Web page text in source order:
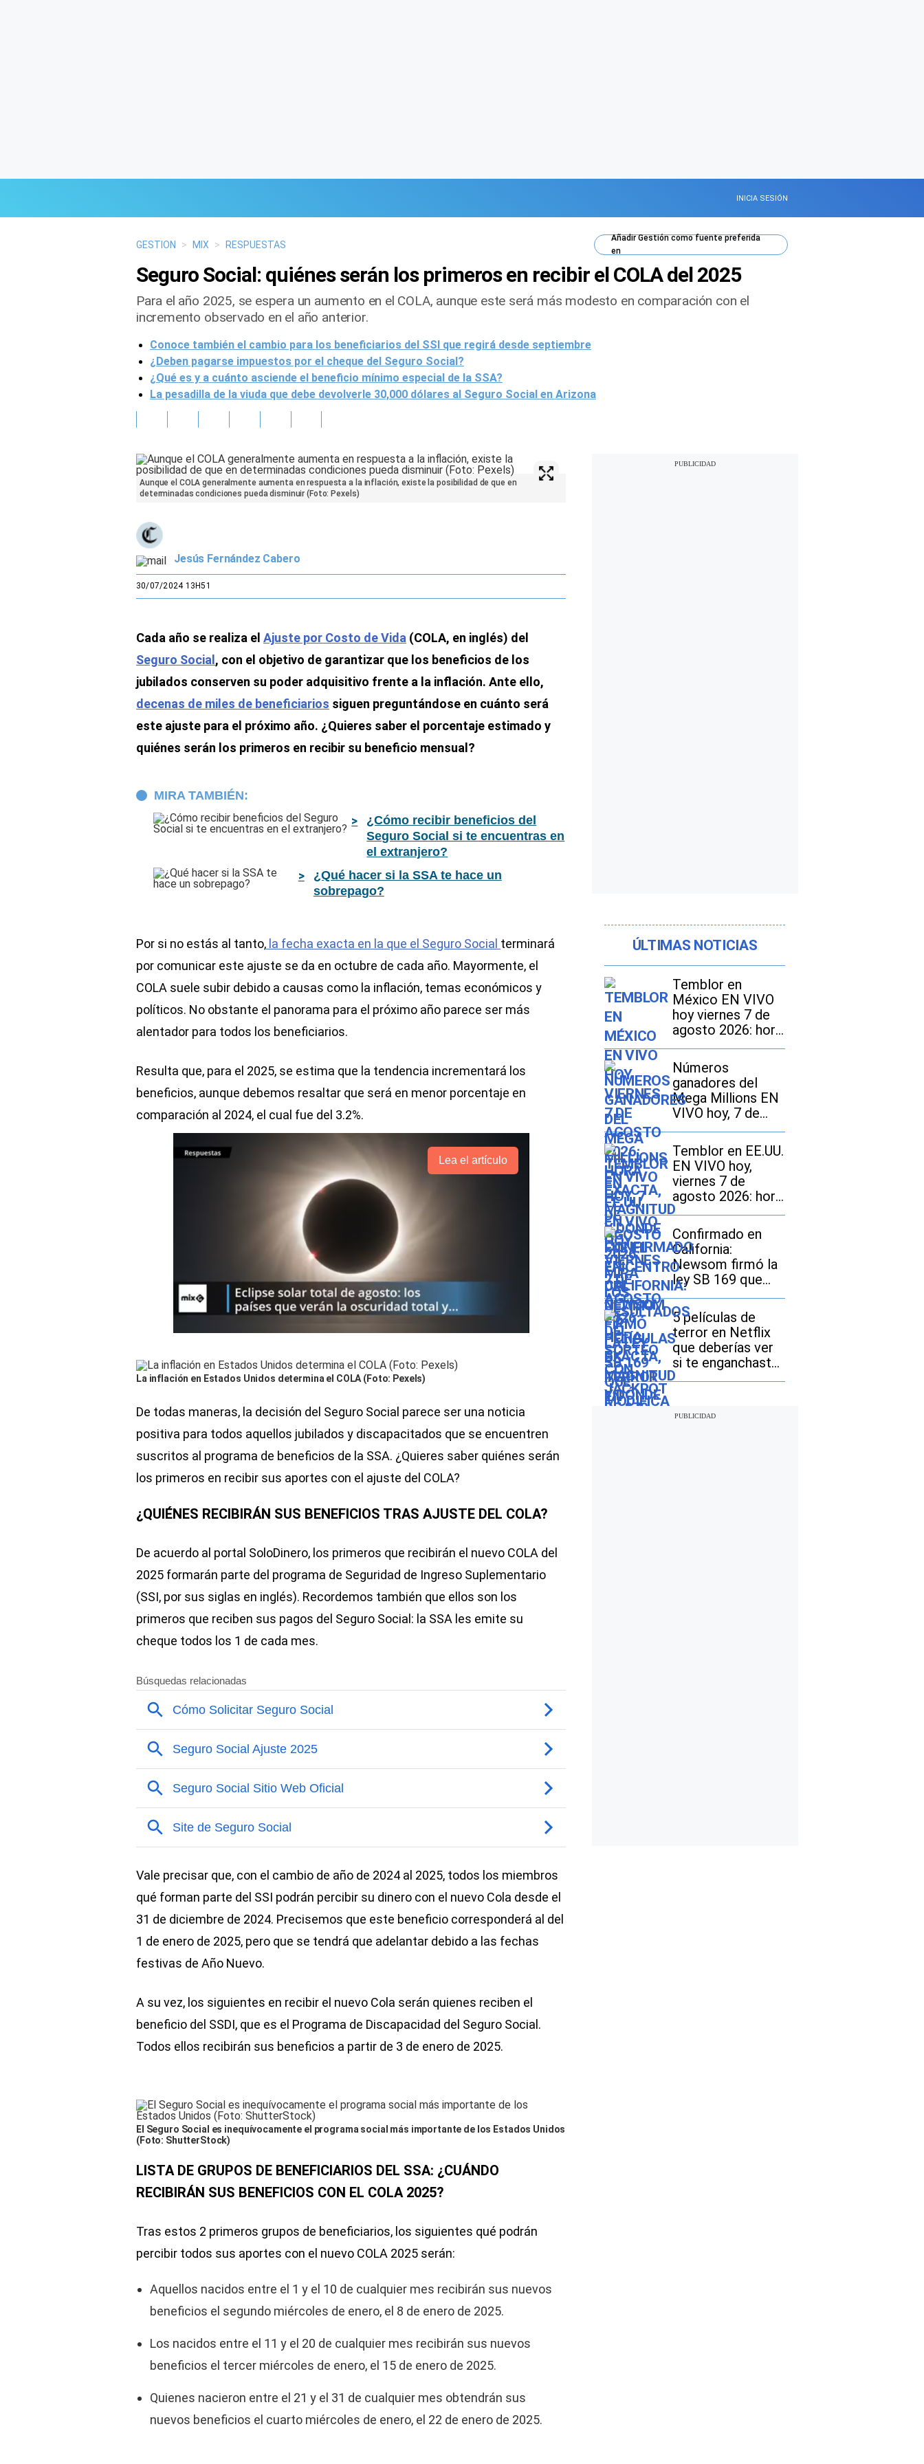
INICIA SESIÓN
GESTION > MIX > RESPUESTAS
AñadirGestióncomo fuente preferida
en
Seguro Social: quiénes serán los primeros en recibir el COLA del 2025
Para el año 2025, se espera un aumento en el COLA, aunque este será más modesto en comparación con el
incremento observado en el año anterior.
Conoce también el cambio para los beneficiarios del SSI que regirá desde septiembre
¿Deben pagarse impuestos por el cheque del Seguro Social?
¿Qué es y a cuánto asciende el beneficio mínimo especial de la SSA?
La pesadilla de la viuda que debe devolverle 30,000 dólares al Seguro Social en Arizona
Aunque el COLA generalmente aumenta en respuesta a la inflación, existe la posibilidad de que en
determinadas condiciones pueda disminuir (Foto: Pexels)
Jesús Fernández Cabero
30/07/2024 13H51
Cada año se realiza el Ajuste por Costo de Vida (COLA, en inglés) del
Seguro Social , con el objetivo de garantizar que los beneficios de los
jubilados conserven su poder adquisitivo frente a la inflación. Ante ello,
decenas de miles de beneficiarios siguen preguntándose en cuánto será
este ajuste para el próximo año. ¿Quieres saber el porcentaje estimado y
quiénes serán los primeros en recibir su beneficio mensual?
MIRA TAMBIÉN:
¿Cómo recibir beneficios del
Seguro Social si te encuentras en
el extranjero?
¿Qué hacer si la SSA te hace un
sobrepago?
Por si no estás al tanto, la fecha exacta en la que el Seguro Social terminará
por comunicar este ajuste se da en octubre de cada año. Mayormente, el
COLA suele subir debido a causas como la inflación, temas económicos y
políticos. No obstante el panorama para el próximo año parece ser más
alentador para todos los beneficiarios.
Resulta que, para el 2025, se estima que la tendencia incrementará los
beneficios, aunque debemos resaltar que será en menor porcentaje en
comparación al 2024, el cual fue del 3.2%.
Lea el artículo
La inflación en Estados Unidos determina el COLA (Foto: Pexels)
De todas maneras, la decisión del Seguro Social parece ser una noticia
positiva para todos aquellos jubilados y discapacitados que se encuentren
suscritos al programa de beneficios de la SSA. ¿Quieres saber quiénes serán
los primeros en recibir sus aportes con el ajuste del COLA?
¿QUIÉNES RECIBIRÁN SUS BENEFICIOS TRAS AJUSTE DEL COLA?
De acuerdo al portal SoloDinero, los primeros que recibirán el nuevo COLA del
2025 formarán parte del programa de Seguridad de Ingreso Suplementario
(SSI, por sus siglas en inglés). Recordemos también que ellos son los
primeros que reciben sus pagos del Seguro Social: la SSA les emite su
cheque todos los 1 de cada mes.
Vale precisar que, con el cambio de año de 2024 al 2025, todos los miembros
qué forman parte del SSI podrán percibir su dinero con el nuevo Cola desde el
31 de diciembre de 2024. Precisemos que este beneficio corresponderá al del
1 de enero de 2025, pero que se tendrá que adelantar debido a las fechas
festivas de Año Nuevo.
A su vez, los siguientes en recibir el nuevo Cola serán quienes reciben el
beneficio del SSDI, que es el Programa de Discapacidad del Seguro Social.
Todos ellos recibirán sus beneficios a partir de 3 de enero de 2025.
El Seguro Social es inequívocamente el programa social más importante de los Estados Unidos
(Foto: ShutterStock)
LISTA DE GRUPOS DE BENEFICIARIOS DEL SSA: ¿CUÁNDO
RECIBIRÁN SUS BENEFICIOS CON EL COLA 2025?
Tras estos 2 primeros grupos de beneficiarios, los siguientes qué podrán
percibir todos sus aportes con el nuevo COLA 2025 serán:
Aquellos nacidos entre el 1 y el 10 de cualquier mes recibirán sus nuevos
beneficios el segundo miércoles de enero, el 8 de enero de 2025.
Los nacidos entre el 11 y el 20 de cualquier mes recibirán sus nuevos
beneficios el tercer miércoles de enero, el 15 de enero de 2025.
Quienes nacieron entre el 21 y el 31 de cualquier mes obtendrán sus
nuevos beneficios el cuarto miércoles de enero, el 22 de enero de 2025.
ÚLTIMAS NOTICIAS
Temblor en
México EN VIVO
hoy viernes 7 de
agosto 2026: hora
exacta, magnitud y
dónde fue el
epicentro del
último
Números
ganadores del
Mega Millions EN
VIVO hoy, 7 de
agosto 2026: mira
los resultados del
sorteo con
jackpot de $70
millones en EE.UU.
Temblor en EE.UU.
EN VIVO hoy,
viernes 7 de
agosto 2026: hora
exacta, magnitud y
dónde fue el
epicentro del
último sismo
Confirmado en
California:
Newsom firmó la
ley SB 169 que
modifica el
acceso a las
licencias de
conducir
5 películas de
terror en Netflix
que deberías ver
si te enganchaste
con “The Last